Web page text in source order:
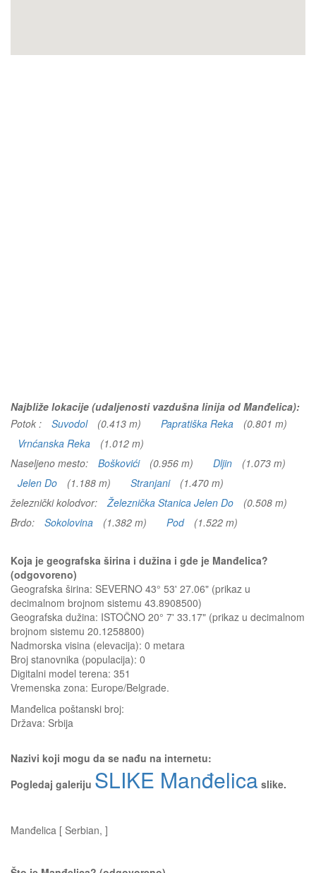
Najbliže lokacije (udaljenosti vazdušna linija od Manđelica):
Potok :
Suvodol (0.413 m) Papratiška Reka
(0.801 m)
Vrnćanska Reka
(1.012 m)
Naseljeno mesto:
Boškovići (0.956 m) Dljin
(1.073 m)
Jelen Do
(1.188 m) Stranjani
(1.470 m)
železnički kolodvor:
Železnička Stanica Jelen Do
(0.508 m)
Brdo:
Sokolovina (1.382 m) Pod (1.522 m)
Koja je geografska širina i dužina i gde je Manđelica?
(odgovoreno)
Geografska širina: SEVERNO 43° 53' 27.06" (prikaz u
decimalnom brojnom sistemu 43.8908500)
Geografska dužina: ISTOČNO 20° 7' 33.17" (prikaz u decimalnom
brojnom sistemu 20.1258800)
Nadmorska visina (elevacija): 0 metara
Broj stanovnika (populacija): 0
Digitalni model terena: 351
Vremenska zona: Europe/Belgrade.
Manđelica poštanski broj:
Država: Srbija
Nazivi koji mogu da se nađu na internetu:
Pogledaj galeriju SLIKE Manđelica slike.
Manđelica [ Serbian, ]